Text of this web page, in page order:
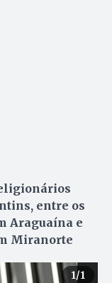
entre os
Araguaína e
Miranorte
1/1